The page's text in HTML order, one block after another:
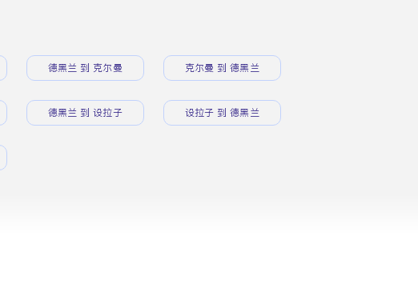
德黑兰 到 克尔曼 克尔曼 到 德黑兰
德黑兰 到 设拉子 设拉子 到 德黑兰